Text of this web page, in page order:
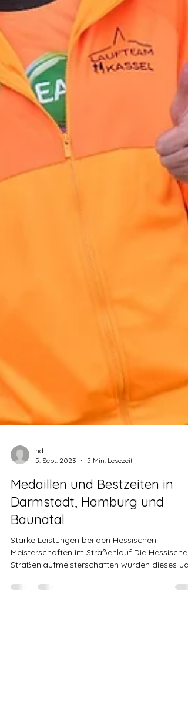
hd
5. Sept. 2023
5 Min. Lesezeit
Medaillen und Bestzeiten in
Baunatal
Starke Leistungen bei den Hessischen
Meisterschaften im Straßenlauf Die Hessischen